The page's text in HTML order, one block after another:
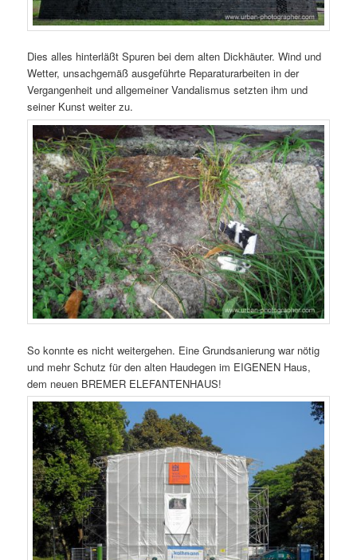
Dies alles hinterläßt Spuren bei dem alten Dickhäuter. Wind und
Wetter, unsachgemäß ausgeführte Reparaturarbeiten in der
Vergangenheit und allgemeiner Vandalismus setzten ihm und
seiner Kunst weiter zu.
So konnte es nicht weitergehen. Eine Grundsanierung war nötig
und mehr Schutz für den alten Haudegen im EIGENEN Haus,
dem neuen BREMER ELEFANTENHAUS!